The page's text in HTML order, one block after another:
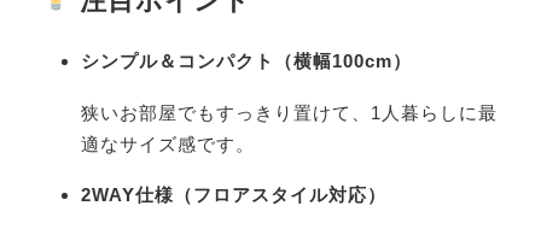
シンプル＆コンパクト（横幅100cm）
狭いお部屋でもすっきり置けて、1人暮らしに最
適なサイズ感です。
2WAY仕様（フロアスタイル対応）